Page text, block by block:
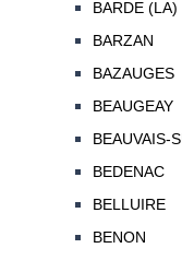
BARDE (LA)
BARZAN
BAZAUGES
BEAUGEAY
BEAUVAIS-
BEDENAC
BELLUIRE
BENON